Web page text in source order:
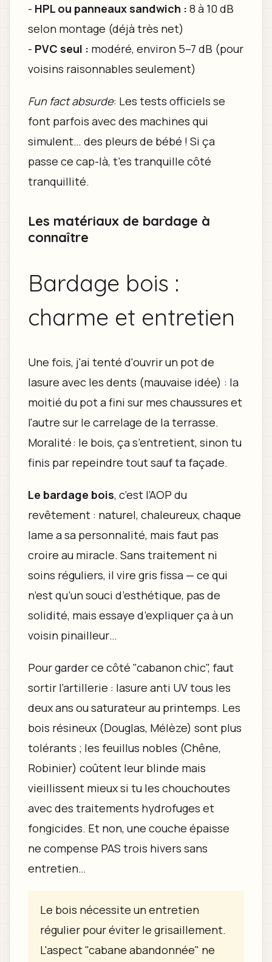
- HPL ou panneaux sandwich : 8 à 10 dB
selon montage (déjà très net)
- PVC seul : modéré, environ 5–7 dB (pour
voisins raisonnables seulement)
Fun fact absurde: Les tests officiels se
font parfois avec des machines qui
simulent… des pleurs de bébé ! Si ça
passe ce cap-là, t’es tranquille côté
tranquillité.
Les matériaux de bardage à
connaître
Bardage bois :
charme et entretien
Une fois, j'ai tenté d'ouvrir un pot de
lasure avec les dents (mauvaise idée) : la
moitié du pot a fini sur mes chaussures et
l'autre sur le carrelage de la terrasse.
Moralité : le bois, ça s’entretient, sinon tu
finis par repeindre tout sauf ta façade.
Le bardage bois, c’est l’AOP du
revêtement : naturel, chaleureux, chaque
lame a sa personnalité, mais faut pas
croire au miracle. Sans traitement ni
soins réguliers, il vire gris fissa — ce qui
n’est qu’un souci d’esthétique, pas de
solidité, mais essaye d’expliquer ça à un
voisin pinailleur…
Pour garder ce côté "cabanon chic", faut
sortir l’artillerie : lasure anti UV tous les
deux ans ou saturateur au printemps. Les
bois résineux (Douglas, Mélèze) sont plus
tolérants ; les feuillus nobles (Chêne,
Robinier) coûtent leur blinde mais
vieillissent mieux si tu les chouchoutes
avec des traitements hydrofuges et
fongicides. Et non, une couche épaisse
ne compense PAS trois hivers sans
entretien…
Le bois nécessite un entretien
régulier pour éviter le grisaillement.
L'aspect "cabane abandonnée" ne